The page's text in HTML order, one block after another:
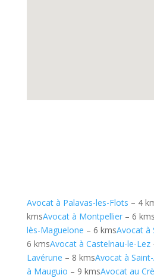
Avocat à Palavas-les-Flots – 4
kmsAvocat à Montpellier– 6 kms
lès-Maguelone – 6 kmsAvocat à
6 kmsAvocat à Castelnau-le-Lez
Lavérune – 8 kmsAvocat à
à Mauguio – 9 kmsAvocat au